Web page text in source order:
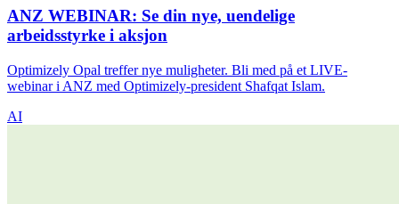
ANZ WEBINAR: Se din nye, uendelige
arbeidsstyrke i aksjon
Optimizely Opal treffer nye muligheter. Bli med på et LIVE-
webinar i ANZ med Optimizely-president Shafqat Islam.
AI